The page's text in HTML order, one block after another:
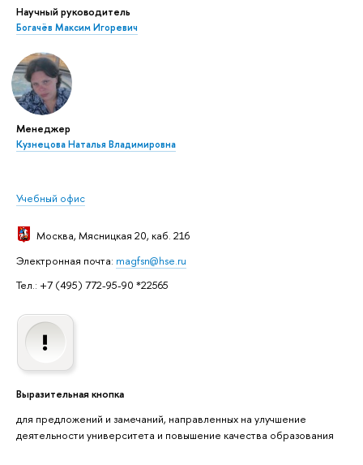
Научный руководитель
Богачёв Максим Игоревич
Менеджер
Кузнецова Наталья Владимировна
Учебный офис
Москва, Мясницкая 20, каб. 216
Электронная почта: magfsn@hse.ru
Тел.: +7 (495) 772-95-90 *22565
Выразительная кнопка
для предложений и замечаний, направленных на улучшение
деятельности университета и повышение качества образования